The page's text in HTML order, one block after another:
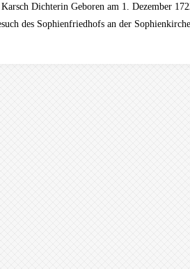
Dichterin Geboren am 1. Dezember
des Sophienfriedhofs an der